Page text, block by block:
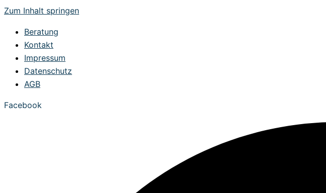
Zum Inhalt springen
Beratung
Kontakt
Impressum
Datenschutz
AGB
Facebook